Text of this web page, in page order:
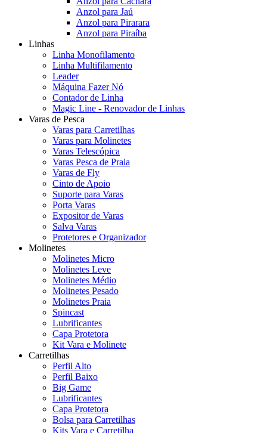
Anzol para Jaú
Anzol para Pirarara
Anzol para Piraíba
Linhas
Linha Monofilamento
Linha Multifilamento
Leader
Máquina Fazer Nó
Contador de Linha
Magic Line - Renovador de Linhas
Varas de Pesca
Varas para Carretilhas
Varas para Molinetes
Varas Telescópica
Varas Pesca de Praia
Varas de Fly
Cinto de Apoio
Suporte para Varas
Porta Varas
Expositor de Varas
Salva Varas
Protetores e Organizador
Molinetes
Molinetes Micro
Molinetes Leve
Molinetes Médio
Molinetes Pesado
Molinetes Praia
Spincast
Lubrificantes
Capa Protetora
Kit Vara e Molinete
Carretilhas
Perfil Alto
Perfil Baixo
Big Game
Lubrificantes
Capa Protetora
Bolsa para Carretilhas
Kits Vara e Carretilha